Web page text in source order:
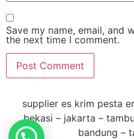
Save my name, email, and
the next time I comment.
supplier es krim pesta
bekasi – jakarta –
bandung –